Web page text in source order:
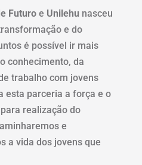
Futuroe Unilehu nasceu
e do
é possível ir mais
conhecimento, da
trabalho com jovens
esta parceria a força e o
realização do
e
a vida dos jovens que